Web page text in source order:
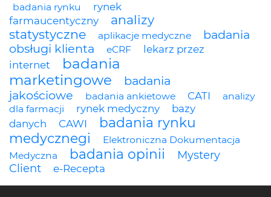
badania rynku
rynek
farmaucentyczny
analizy
statystyczne
aplikacje medyczne
badania
obsługi klienta
eCRF
lekarz przez
internet
badania
marketingowe
badania
jakościowe
badania ankietowe CATI
analizy
dla farmacji
rynek medyczny
bazy
danych
CAWI
badania rynku
medycznegi
Elektroniczna Dokumentacja
Medyczna
badania opinii
Mystery
Client
e-Recepta